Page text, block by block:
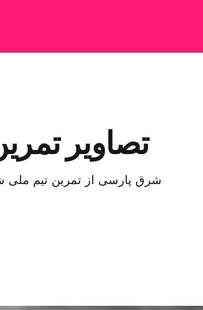
تصاویر
شرق پارسی از تمرین تیم ملی